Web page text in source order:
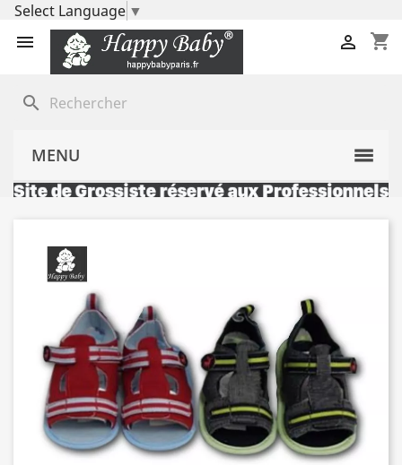
Select Language ▼
 shopping_cart

search
MENU